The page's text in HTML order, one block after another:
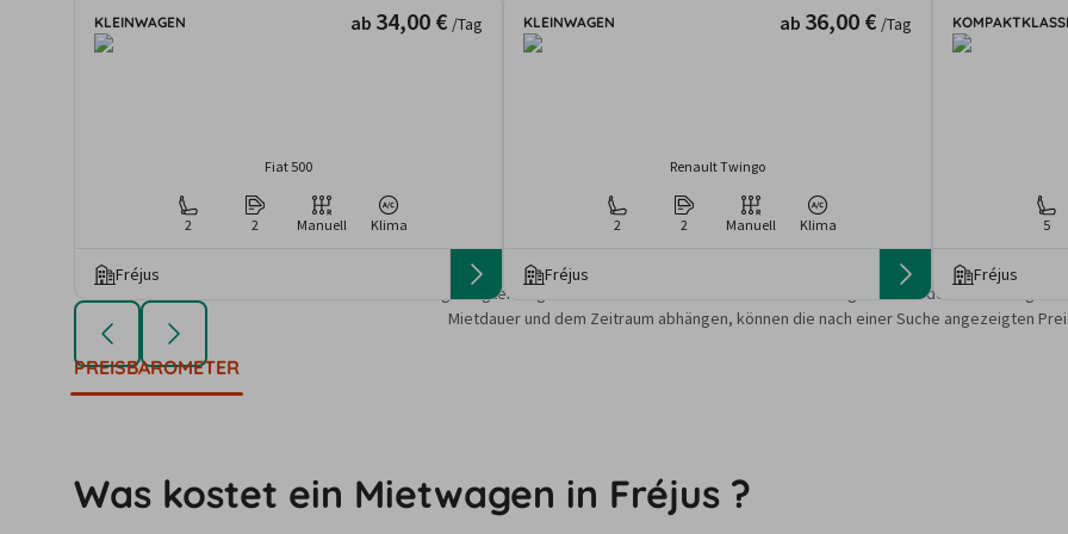
KLEINWAGEN ab 34,00 € /Tag
Fiat 500
2 2 Manuell Klima
Fréjus
KLEINWAGEN ab 36,00 € /Tag
Renault Twingo
2 2 Manuell Klima
Fréjus
5
Fréjus
Die angezeigten Angebote und Preise basieren auf den Suchergebnissen der letzten Tage.
Mietdauer und dem Zeitraum abhängen, können die nach einer Suche angezeigten
PREISBAROMETER
Was kostet ein Mietwagen in Fréjus ?